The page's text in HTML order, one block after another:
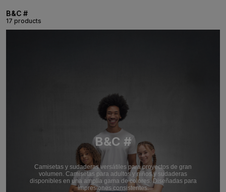
B&C #
17 products
B&C #
Camisetas y sudaderas versátiles para proyectos de gran
volumen. Camisetas para adultos y niños y sudaderas
disponibles en una amplia gama de colores. Diseñadas para
impresiones consistentes.